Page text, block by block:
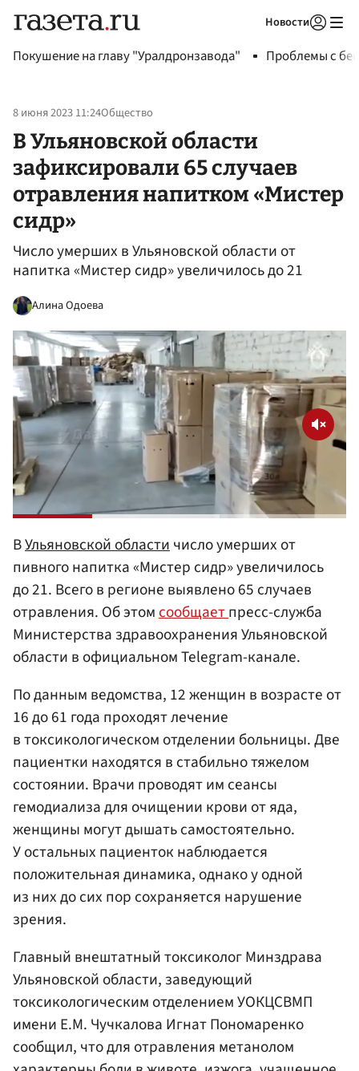
Новости
Покушение на главу "Уралдронзавода" Проблемы с
8 июня 2023 11:24Общество
В Ульяновской области
зафиксировали 65 случаев
отравления напитком «Мистер
сидр»
Число умерших в Ульяновской области от
напитка «Мистер сидр» увеличилось до 21
Алина Одоева
ВУльяновской областичисло умерших от
пивного напитка «Мистер сидр» увеличилось
до 21. Всего в регионе выявлено 65 случаев
отравления. Об этомсообщаетпресс-служба
Министерства здравоохранения Ульяновской
области в официальном Telegram-канале.
По данным ведомства, 12 женщин в возрасте от
16 до 61 года проходят лечение
в токсикологическом отделении больницы. Две
пациентки находятся в стабильно тяжелом
состоянии. Врачи проводят им сеансы
гемодиализа для очищении крови от яда,
женщины могут дышать самостоятельно.
У остальных пациенток наблюдается
положительная динамика, однако у одной
из них до сих пор сохраняется нарушение
зрения.
Главный внештатный токсиколог Минздрава
Ульяновской области, заведующий
токсикологическим отделением УОКЦСВМП
имени Е.М. Чучкалова Игнат Пономаренко
сообщил, что для отравления метанолом